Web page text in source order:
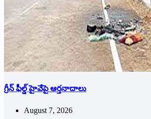
గ్రీన్ ఫీల్డ్ హైవేపై ఆర్తనాదాలు
August 7, 2026